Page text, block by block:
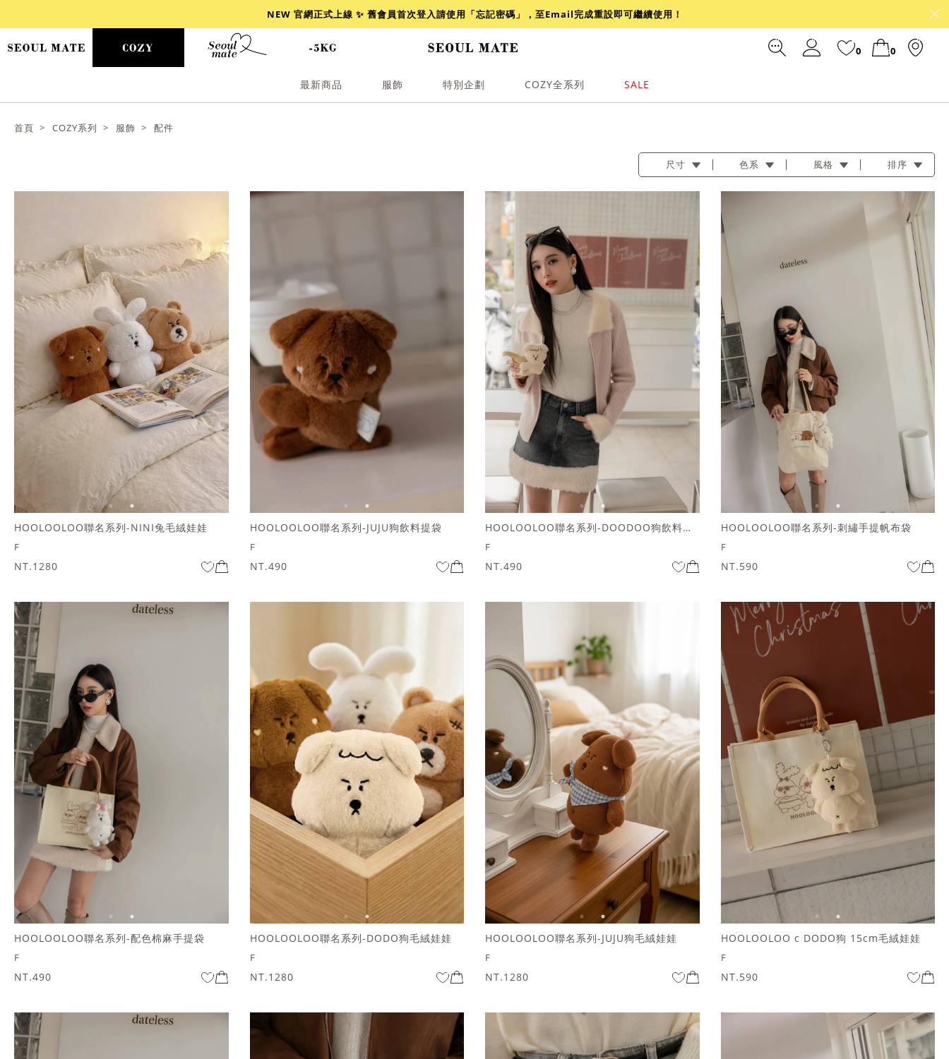
NEW 官網正式上線 ✨ 舊會員首次登入請使用「忘記密碼」，至Email完成重設即可繼續使用！
0 0
最新商品 服飾 特別企劃 COZY全系列 SALE
爆乳 背心 洋裝
首頁 COZY系列 服飾 配件
尺寸 色系 風格 排序
HOOLOOLOO聯名系列-NINI兔毛絨娃娃
F
NT.1280
HOOLOOLOO聯名系列-JUJU狗飲料提袋
F
NT.490
HOOLOOLOO聯名系列-DOODOO狗飲料提袋
F
NT.490
HOOLOOLOO聯名系列-刺繡手提帆布袋
F
NT.590
HOOLOOLOO聯名系列-配色棉麻手提袋
F
NT.490
HOOLOOLOO聯名系列-DODO狗毛絨娃娃
F
NT.1280
HOOLOOLOO聯名系列-JUJU狗毛絨娃娃
F
NT.1280
HOOLOOLOO c DODO狗 15cm毛絨娃娃
F
NT.590